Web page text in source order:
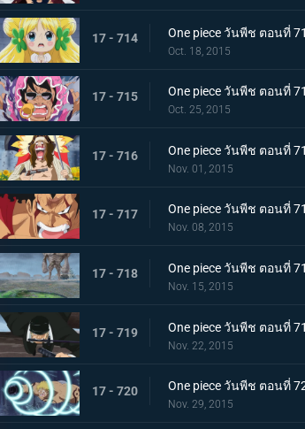
17 - 714 One piece วันพีช ตอนที่
Oct. 18, 2015
17 - 715 One piece วันพีช ตอนที่
Oct. 25, 2015
17 - 716 One piece วันพีช ตอนที่
Nov. 01, 2015
17 - 717 One piece วันพีช ตอนที่
Nov. 08, 2015
17 - 718 One piece วันพีช ตอนที่
Nov. 15, 2015
17 - 719 One piece วันพีช ตอนที่
Nov. 22, 2015
17 - 720 One piece วันพีช ตอนที่
Nov. 29, 2015